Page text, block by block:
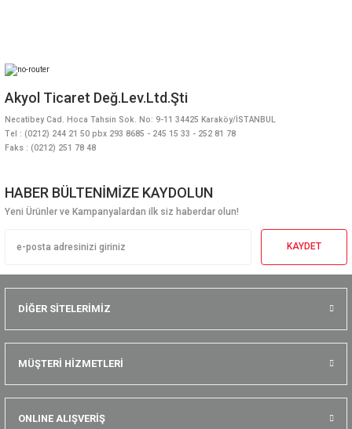
Akyol Ticaret Değ.Lev.Ltd.Şti
Necatibey Cad. Hoca Tahsin Sok. No: 9-11 34425 Karaköy/İSTANBUL
Tel : (0212) 244 21 50 pbx 293 8685 - 245 15 33 - 252 81 78
Faks : (0212) 251 78 48
HABER BÜLTENİMİZE KAYDOLUN
Yeni Ürünler ve Kampanyalardan ilk siz haberdar olun!
KAYDET
DİĞER SİTELERİMİZ
MÜŞTERİ HİZMETLERİ
ONLINE ALIŞVERİŞ